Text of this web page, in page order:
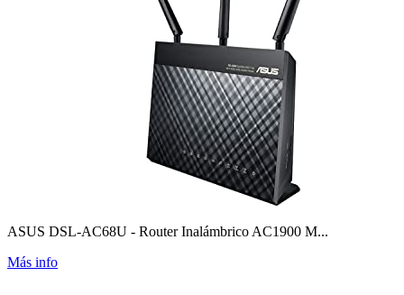
ASUS DSL-AC68U - Router Inalámbrico AC1900 M...
Más info